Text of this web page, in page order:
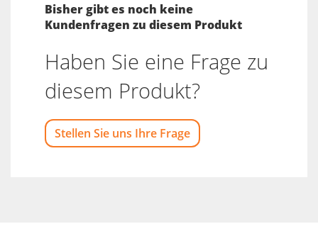
Bisher gibt es noch keine
Kundenfragen zu diesem Produkt
Haben Sie eine Frage zu
diesem Produkt?
Stellen Sie uns Ihre Frage